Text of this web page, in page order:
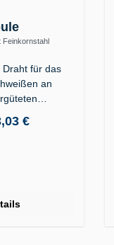
Feinkornstahl
für das
an
€